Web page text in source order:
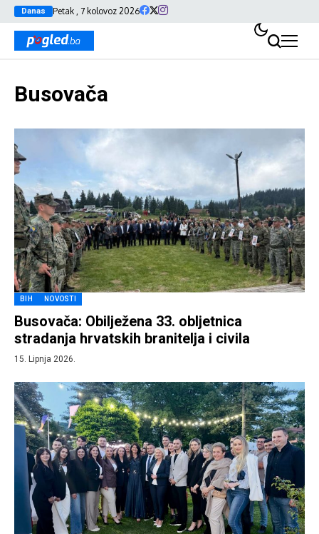
Danas Petak , 7 kolovoz 2026
Busovača
BIH NOVOSTI
Busovača: Obilježena 33. obljetnica
stradanja hrvatskih branitelja i civila
15. Lipnja 2026.